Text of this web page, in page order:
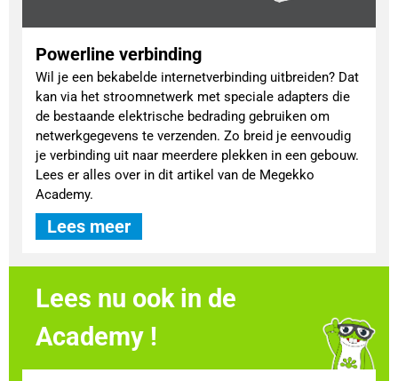
Powerline verbinding
Wil je een bekabelde internetverbinding uitbreiden? Dat
kan via het stroomnetwerk met speciale adapters die
de bestaande elektrische bedrading gebruiken om
netwerkgegevens te verzenden. Zo breid je eenvoudig
je verbinding uit naar meerdere plekken in een gebouw.
Lees er alles over in dit artikel van de Megekko
Academy.
Lees meer
Lees nu ook in de
Academy !